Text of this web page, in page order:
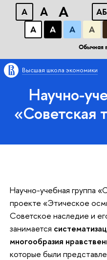
A A A
А
А А А
Обычная
Высшая школа экономики
Научно-
«Советская
Научно-учебная группа
проекте «Этическое
Советское наследие и
занимается
многообразия
которые были